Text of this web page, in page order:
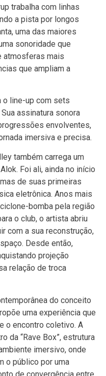
trabalha com linhas
a pista por longos
uma das maiores
sonoridade que
atmosferas mais
que ampliam a
o line-up com sets
assinatura sonora
envolventes,
imersiva e precisa.
também carrega um
Foi ali, ainda no início
de suas primeiras
eletrônica. Anos mais
bomba pela região
o club, o artista abriu
com a sua reconstrução,
Desde então,
projeção
relação de troca
do conceito
uma experiência que
o encontro coletivo. A
da “Rave Box”, estrutura
imersivo, onde
o público por uma